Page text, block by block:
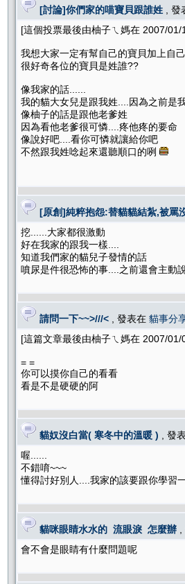
[討論]你們家的喵寶貝跟誰姓 ,
[這個投票最後由柚子ㄟ媽在 2007/
我想大家一定有幫自己的寶貝加上自
很好奇各位的寶貝是姓誰??
像我家的話......
我的貓大女兒是跟我姓....因為之前是
像柚子的話是跟他老爹姓
因為看他老爹很可憐....疼他疼的要命
像說好吧....看你可憐就讓給你吧
不然跟我姓唸起來還聽順口的咧
[原創]純粹抱怨:替貓貓結紮,被罵
挖......大家都很激動
好在我家的跟我一樣....
知道我們家的貓兒子發情的話
噴尿是件很恐怖的事....之前還會主動
請問一下~~>///< , 發表在 貓事分
[這篇文章最後由柚子ㄟ媽在 2007/
= =
你可以摸你自己的看看
看是不是硬硬的阿
貓奴沒白當( 寒冬中的溫暖 ) , 發
喔......
不錯唷~~~
懂得討好別人....我家的該要跟你學習
貓咪眼睛水水的 流眼淚 怎麼辦
會不會是眼睛有什麼問題呢